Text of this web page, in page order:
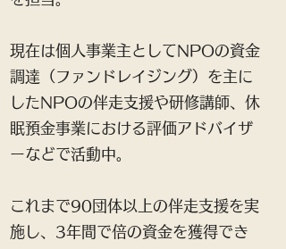
現在は個人事業主としてNPOの資金
調達（ファンドレイジング）を主に
したNPOの伴走支援や研修講師、休
眠預金事業における評価アドバイザ
ーなどで活動中。
これまで90団体以上の伴走支援を実
施し、3年間で倍の資金を獲得でき